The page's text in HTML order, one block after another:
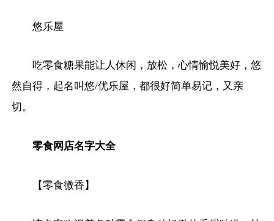
悠乐屋
吃零食糖果能让人休闲，放松，心情愉悦美好，悠
然自得，起名叫悠/优乐屋，都很好简单易记，又亲
切。
零食网店名字大全
【零食微香】